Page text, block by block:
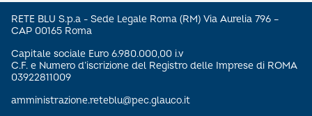
RETE BLU S.p.a - Sede Legale Roma (RM) Via Aurelia 796 –
CAP 00165 Roma
Capitale sociale Euro 6.980.000,00 i.v
C.F. e Numero d’iscrizione del Registro delle Imprese di ROMA
03922811009
amministrazione.reteblu@pec.glauco.it